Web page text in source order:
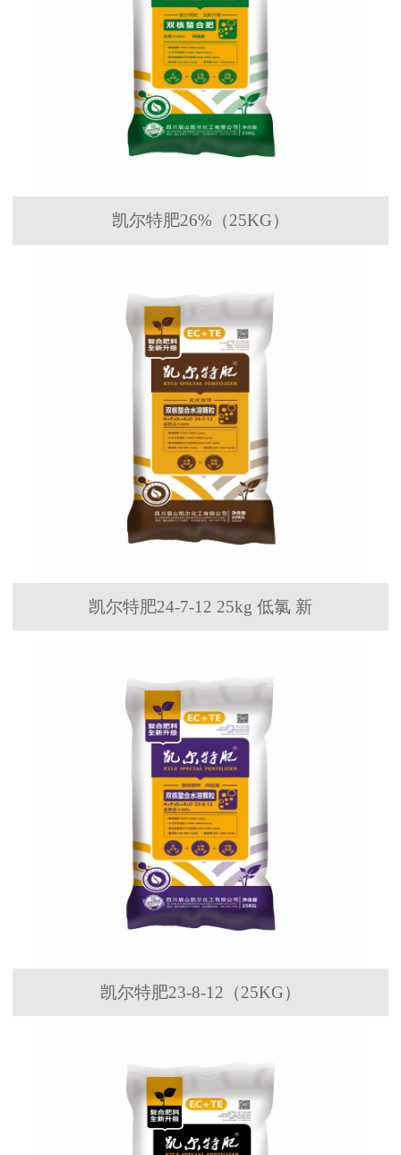
凯尔特肥26%（25KG）
凯尔特肥24-7-12 25kg 低氯 新
凯尔特肥23-8-12（25KG）